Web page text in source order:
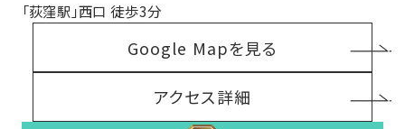
「荻窪駅」西口 徒歩3分
Google Mapを見る
アクセス詳細